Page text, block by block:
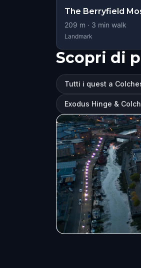
The Berryfield
209 m · 3 min walk
Landmark
Scopri di
Tutti i quest a
Exodus Hinge &